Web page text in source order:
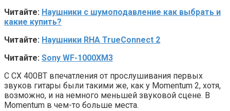
Читайте: Наушники с шумоподавление как выбрать и
какие купить?
Читайте: Наушники RHA TrueConnect 2
Читайте: Sony WF-1000XM3
С CX 400BT впечатления от прослушивания первых
звуков гитары были такими же, как у Momentum 2, хотя,
возможно, и на немного меньшей звуковой сцене. В
Momentum в чем-то больше места.